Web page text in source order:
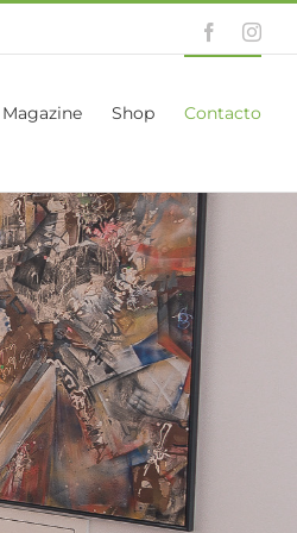
Facebook
Magazine Shop Contacto